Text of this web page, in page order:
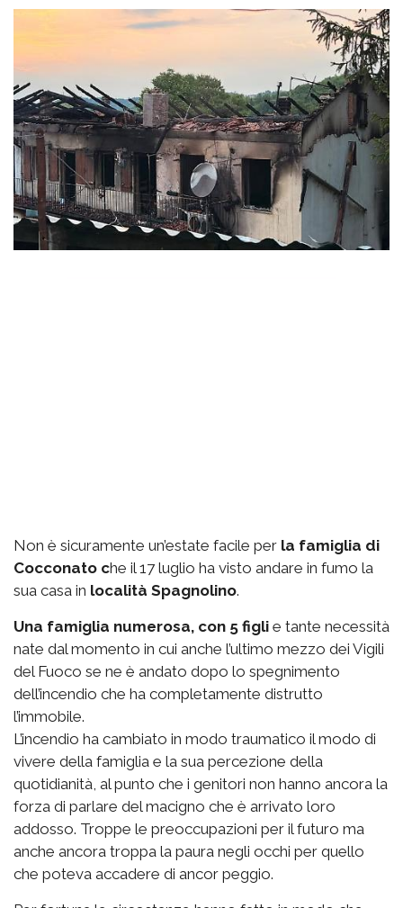
Non è sicuramente un’estate facile per la famiglia di
Cocconato che il 17 luglio ha visto andare in fumo la
sua casa in località Spagnolino.
Una famiglia numerosa, con 5 figli e tante necessità
nate dal momento in cui anche l’ultimo mezzo dei Vigili
del Fuoco se ne è andato dopo lo spegnimento
dell’incendio che ha completamente distrutto
l’immobile.
L’incendio ha cambiato in modo traumatico il modo di
vivere della famiglia e la sua percezione della
quotidianità, al punto che i genitori non hanno ancora la
forza di parlare del macigno che è arrivato loro
addosso. Troppe le preoccupazioni per il futuro ma
anche ancora troppa la paura negli occhi per quello
che poteva accadere di ancor peggio.